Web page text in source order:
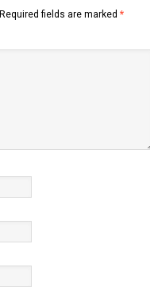
Required fields are marked *